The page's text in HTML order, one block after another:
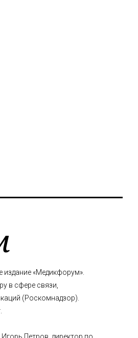
издание «Медикфорум».
в сфере связи,
(Роскомнадзор).